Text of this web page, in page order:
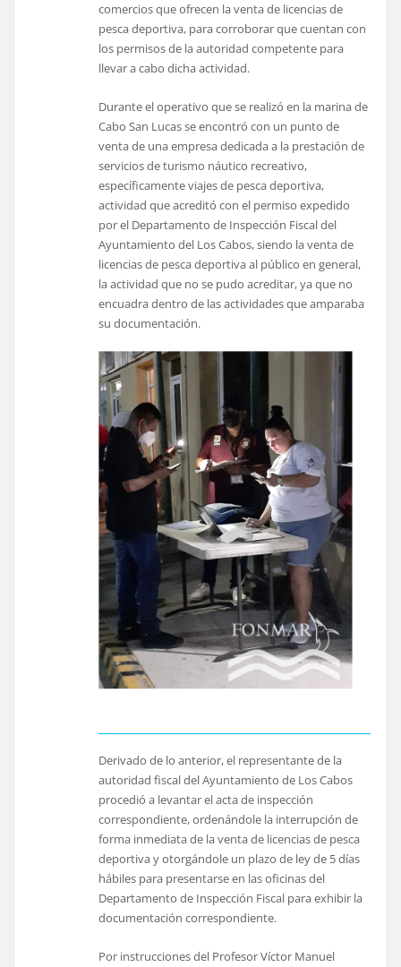
comercios que ofrecen la venta de licencias de
pesca deportiva, para corroborar que cuentan con
los permisos de la autoridad competente para
llevar a cabo dicha actividad.
Durante el operativo que se realizó en la marina de
Cabo San Lucas se encontró con un punto de
venta de una empresa dedicada a la prestación de
servicios de turismo náutico recreativo,
específicamente viajes de pesca deportiva,
actividad que acreditó con el permiso expedido
por el Departamento de Inspección Fiscal del
Ayuntamiento del Los Cabos, siendo la venta de
licencias de pesca deportiva al público en general,
la actividad que no se pudo acreditar, ya que no
encuadra dentro de las actividades que amparaba
su documentación.
Derivado de lo anterior, el representante de la
autoridad fiscal del Ayuntamiento de Los Cabos
procedió a levantar el acta de inspección
correspondiente, ordenándole la interrupción de
forma inmediata de la venta de licencias de pesca
deportiva y otorgándole un plazo de ley de 5 días
hábiles para presentarse en las oficinas del
Departamento de Inspección Fiscal para exhibir la
documentación correspondiente.
Por instrucciones del Profesor Víctor Manuel